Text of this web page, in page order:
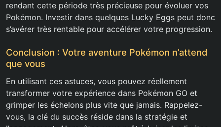
rendant cette période très précieuse pour évoluer vos
Pokémon. Investir dans quelques Lucky Eggs peut donc
s’avérer très rentable pour accélérer votre progression.
Conclusion : Votre aventure Pokémon n’attend
que vous
En utilisant ces astuces, vous pouvez réellement
transformer votre expérience dans Pokémon GO et
grimper les échelons plus vite que jamais. Rappelez-
vous, la clé du succès réside dans la stratégie et